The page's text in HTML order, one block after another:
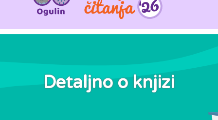
Detaljno o knjizi